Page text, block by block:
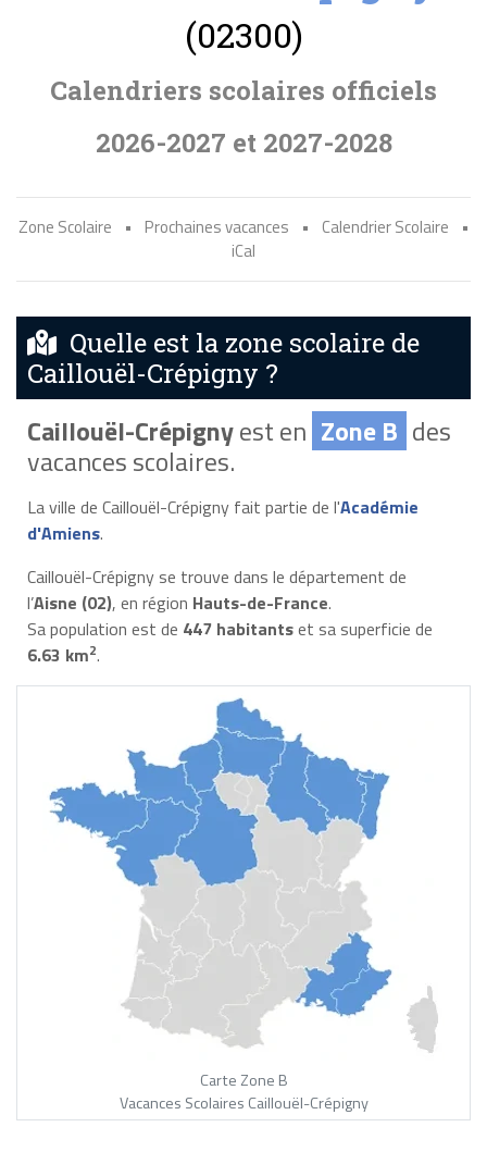
(02300)
Calendriers scolaires officiels
2026-2027 et 2027-2028
Zone Scolaire • Prochaines vacances • Calendrier Scolaire
•
iCal
Quelle est la zone scolaire de
Caillouël-Crépigny ?
Caillouël-Crépignyest en Zone B des
vacances scolaires.
La ville de Caillouël-Crépigny fait partie de l'Académie
d'Amiens.
Caillouël-Crépigny se trouve dans le département de
l’Aisne (02), en région Hauts-de-France.
Sa population est de 447 habitantset sa superficie de
6.63 km2.
Carte Zone B
Vacances Scolaires Caillouël-Crépigny